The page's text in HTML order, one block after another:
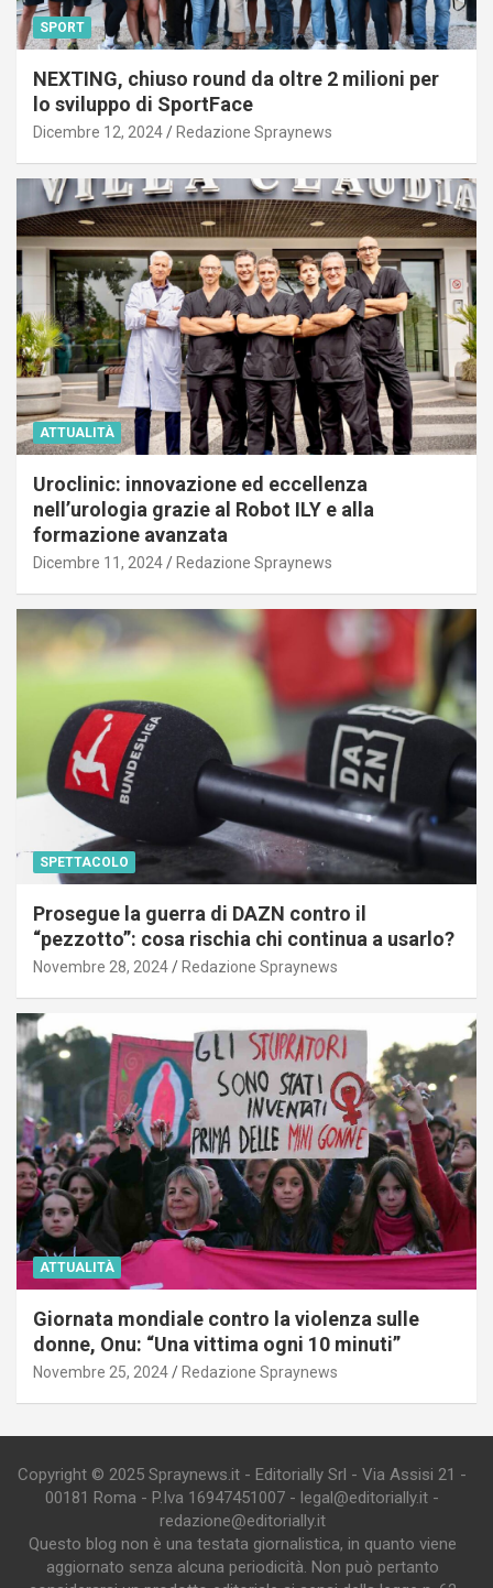
SPORT
NEXTING, chiuso round da oltre 2 milioni per
lo sviluppo di SportFace
Dicembre 12, 2024 Redazione Spraynews
ATTUALITÀ
Uroclinic: innovazione ed eccellenza
nell’urologia grazie al Robot ILY e alla
formazione avanzata
Dicembre 11, 2024 Redazione Spraynews
SPETTACOLO
Prosegue la guerra di DAZN contro il
“pezzotto”: cosa rischia chi continua a usarlo?
Novembre 28, 2024 Redazione Spraynews
ATTUALITÀ
Giornata mondiale contro la violenza sulle
donne, Onu: “Una vittima ogni 10 minuti”
Novembre 25, 2024 Redazione Spraynews
Copyright © 2025 Spraynews.it - Editorially Srl - Via Assisi 21 -
00181 Roma - P.Iva 16947451007 - legal@editorially.it -
redazione@editorially.it
Questo blog non è una testata giornalistica, in quanto viene
aggiornato senza alcuna periodicità. Non può pertanto